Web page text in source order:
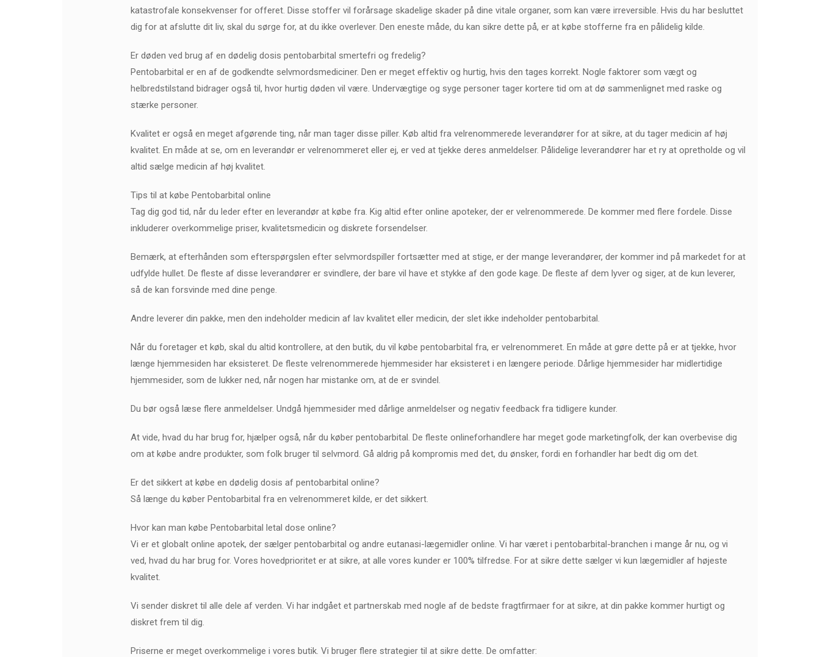
katastrofale konsekvenser for offeret. Disse stoffer vil forårsage skadelige skader på dine vitale organer, som kan være irreversible. Hvis du har besluttet
dig for at afslutte dit liv, skal du sørge for, at du ikke overlever. Den eneste måde, du kan sikre dette på, er at købe stofferne fra en pålidelig kilde.
Er døden ved brug af en dødelig dosis pentobarbital smertefri og fredelig?
Pentobarbital er en af de godkendte selvmordsmediciner. Den er meget effektiv og hurtig, hvis den tages korrekt. Nogle faktorer som vægt og
helbredstilstand bidrager også til, hvor hurtig døden vil være. Undervægtige og syge personer tager kortere tid om at dø sammenlignet med raske og
stærke personer.
Kvalitet er også en meget afgørende ting, når man tager disse piller. Køb altid fra velrenommerede leverandører for at sikre, at du tager medicin af høj
kvalitet. En måde at se, om en leverandør er velrenommeret eller ej, er ved at tjekke deres anmeldelser. Pålidelige leverandører har et ry at opretholde og vil
altid sælge medicin af høj kvalitet.
Tips til at købe Pentobarbital online
Tag dig god tid, når du leder efter en leverandør at købe fra. Kig altid efter online apoteker, der er velrenommerede. De kommer med flere fordele. Disse
inkluderer overkommelige priser, kvalitetsmedicin og diskrete forsendelser.
Bemærk, at efterhånden som efterspørgslen efter selvmordspiller fortsætter med at stige, er der mange leverandører, der kommer ind på markedet for at
udfylde hullet. De fleste af disse leverandører er svindlere, der bare vil have et stykke af den gode kage. De fleste af dem lyver og siger, at de kun leverer,
så de kan forsvinde med dine penge.
Andre leverer din pakke, men den indeholder medicin af lav kvalitet eller medicin, der slet ikke indeholder pentobarbital.
Når du foretager et køb, skal du altid kontrollere, at den butik, du vil købe pentobarbital fra, er velrenommeret. En måde at gøre dette på er at tjekke, hvor
længe hjemmesiden har eksisteret. De fleste velrenommerede hjemmesider har eksisteret i en længere periode. Dårlige hjemmesider har midlertidige
hjemmesider, som de lukker ned, når nogen har mistanke om, at de er svindel.
Du bør også læse flere anmeldelser. Undgå hjemmesider med dårlige anmeldelser og negativ feedback fra tidligere kunder.
At vide, hvad du har brug for, hjælper også, når du køber pentobarbital. De fleste onlineforhandlere har meget gode marketingfolk, der kan overbevise dig
om at købe andre produkter, som folk bruger til selvmord. Gå aldrig på kompromis med det, du ønsker, fordi en forhandler har bedt dig om det.
Er det sikkert at købe en dødelig dosis af pentobarbital online?
Så længe du køber Pentobarbital fra en velrenommeret kilde, er det sikkert.
Hvor kan man købe Pentobarbital letal dose online?
Vi er et globalt online apotek, der sælger pentobarbital og andre eutanasi-lægemidler online. Vi har været i pentobarbital-branchen i mange år nu, og vi
ved, hvad du har brug for. Vores hovedprioritet er at sikre, at alle vores kunder er 100% tilfredse. For at sikre dette sælger vi kun lægemidler af højeste
kvalitet.
Vi sender diskret til alle dele af verden. Vi har indgået et partnerskab med nogle af de bedste fragtfirmaer for at sikre, at din pakke kommer hurtigt og
diskret frem til dig.
Priserne er meget overkommelige i vores butik. Vi bruger flere strategier til at sikre dette. De omfatter: